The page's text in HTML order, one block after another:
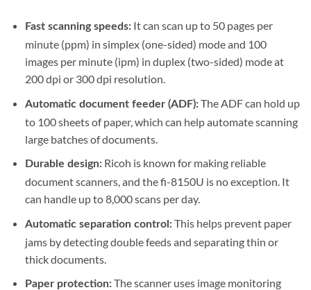
Fast scanning speeds:It can scan up to 50 pages per
minute (ppm) in simplex (one-sided) mode and 100
images per minute (ipm) in duplex (two-sided) mode at
200 dpi or 300 dpi resolution.
Automatic document feeder (ADF):The ADF can hold up
to 100 sheets of paper, which can help automate scanning
large batches of documents.
Durable design:Ricoh is known for making reliable
document scanners, and the fi-8150U is no exception. It
can handle up to 8,000 scans per day.
Automatic separation control:This helps prevent paper
jams by detecting double feeds and separating thin or
thick documents.
Paper protection:The scanner uses image monitoring